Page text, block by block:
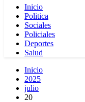
Inicio
Politica
Sociales
Policiales
Deportes
Salud
Inicio
2025
julio
20